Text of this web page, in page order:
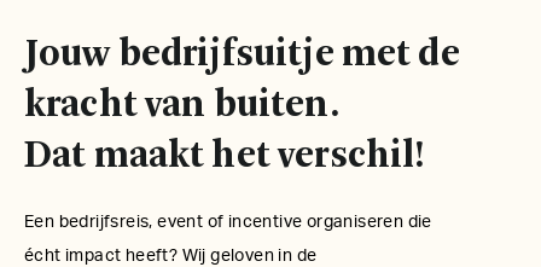
Jouw bedrijfsuitje met de
kracht van buiten.
Dat maakt het verschil!
Een bedrijfsreis, event of incentive organiseren die
écht impact heeft? Wij geloven in de